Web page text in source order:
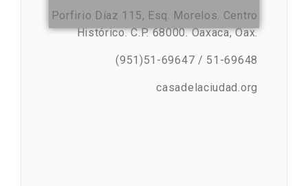
Porfirio Díaz 115, Esq. Morelos. Centro
Histórico. C.P. 68000. Oaxaca, Oax.
(951)51-69647 / 51-69648
casadelaciudad.org